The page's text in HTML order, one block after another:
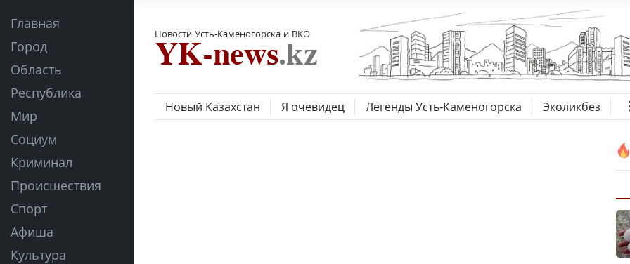
Главная
Город
Область
Республика
Мир
Социум
Криминал
Происшествия
Спорт
Афиша
Культура
Новости Усть-Каменогорска и ВКО
Новый Казахстан Я очевидец Легенды Усть-Каменогорска Эколикбез